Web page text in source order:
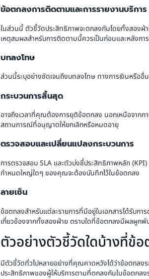
ข้อตกลงการติดตามและการรายงานบริการ
ในส่วนนี้ ตัวชี้วัดประสิทธิภาพจะตกลงกันโดยทั้งสอง
เหตุสมผลสำหรับการติดตามนี้ควรเป็นก่อนและหลังการ
บทลงโทษ
ส่วนนี้ระบุอย่างชัดเจนถึงบทลงโทษ ทางการเงินหรือ
กระบวนการสิ้นสุด
อาจถึงเวลาที่คุณต้องการยุติข้อตกลง นอกเหนือจากก
สถานการณ์ที่อนุญาตให้ยกเลิกหรือหมดอายุ
ตรวจสอบและเปลี่ยนแปลงกระบวนการ
การตรวจสอบ SLA และตัวบ่งชี้ประสิทธิภาพหลัก
กำหนดใหญ่ใดๆ ของคุณจะต้องบันทึกไว้ในข้อตกลง
ลายเซ็น
ข้อตกลงสำหรับแต่ละรายการที่มีอยู่ในเอกสารได้รับ
เกี่ยวข้องจากทั้งสองฝ่าย ตราบใดที่ข้อตกลงมีผลผูก
ตัวอย่างตัวชี้วัดใดบ้างที่ข้
มีตัวชี้วัดทั่วไปหลายอย่างที่คุณคาดหวังได้ว่าข้อตกลง
ประสิทธิภาพของผู้ให้บริการตามที่ตกลงกันในข้อตกล